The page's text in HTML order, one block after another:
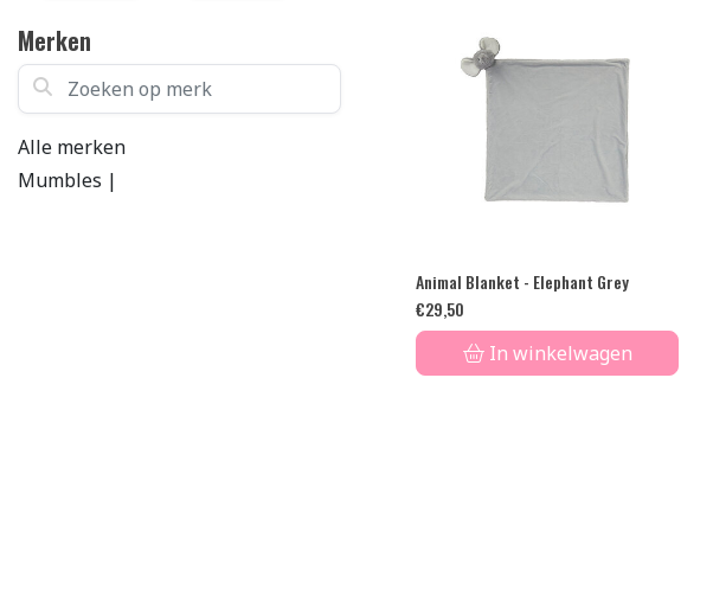
Merken
Zoeken op merk
Alle merken
Mumbles |
Animal Blanket - Elephant Grey
€29,50
In winkelwagen